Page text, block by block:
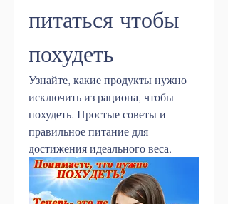
питаться чтобы
похудеть
Узнайте, какие продукты нужно
исключить из рациона, чтобы
похудеть. Простые советы и
правильное питание для
достижения идеального веса.